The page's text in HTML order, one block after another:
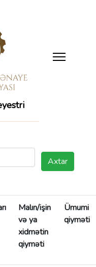
Axtar
Malın/işin
və ya
xidmətin
qiyməti
Ümumi
qiyməti